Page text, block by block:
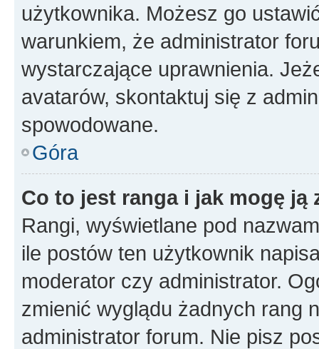
użytkownika. Możesz go
warunkiem, że administrator
wystarczające uprawnienia.
avatarów, skontaktuj się z
spowodowane.
Góra
Co to jest ranga i jak mogę ją
Rangi, wyświetlane pod
ile postów ten użytkownik
moderator czy administrator.
zmienić wyglądu żadnych rang
administrator forum. Nie pisz